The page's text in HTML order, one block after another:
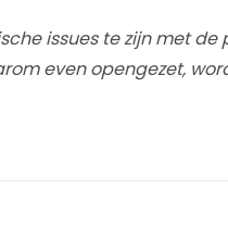
issues te zijn met de
even opengezet,